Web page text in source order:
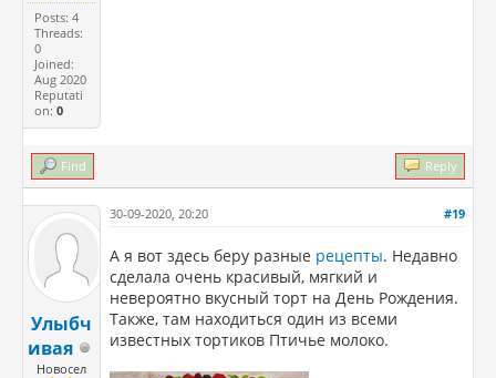
Posts: 4
Threads:
0
Joined:
Aug 2020
Reputati
on:0
Find Reply
Улыбч
ивая
Новосел
#19
30-09-2020, 20:20
А я вот здесь беру разные рецепты. Недавно
сделала очень красивый, мягкий и
невероятно вкусный торт на День Рождения.
Также, там находиться один из всеми
известных тортиков Птичье молоко.